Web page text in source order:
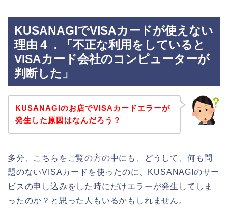
KUSANAGIでVISAカードが使えない
理由４．「不正な利用をしていると
VISAカード会社のコンピューターが
判断した」
KUSANAGIのお店でVISAカードエラーが
発生した原因はなんだろう？
多分、こちらをご覧の方の中にも、どうして、何も問
題のないVISAカードを使ったのに、KUSANAGIのサー
ビスの申し込みをした時にだけエラーが発生してしま
ったのか？と思った人もいるかもしれません。